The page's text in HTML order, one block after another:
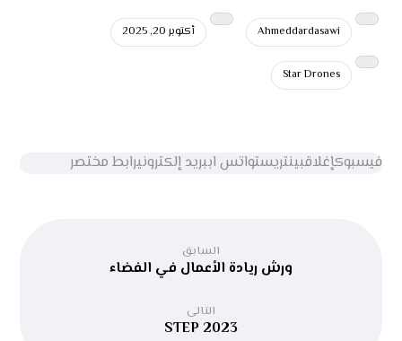
Ahmeddardasawi أكتوبر 20, 2025
Star Drones
فيسبوكإغلاقبينتريستواتس اببريد إلكترونيرابط مختصر
السابق
ورش ريادة الأعمال في الفضاء
التالى
STEP 2023